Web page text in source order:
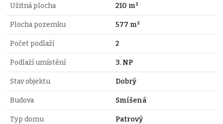
Užitná plocha 210 m²
Plocha pozemku 577 m²
Počet podlaží 2
Podlaží umístění 3. NP
Stav objektu Dobrý
Budova Smíšená
Typ domu Patrový